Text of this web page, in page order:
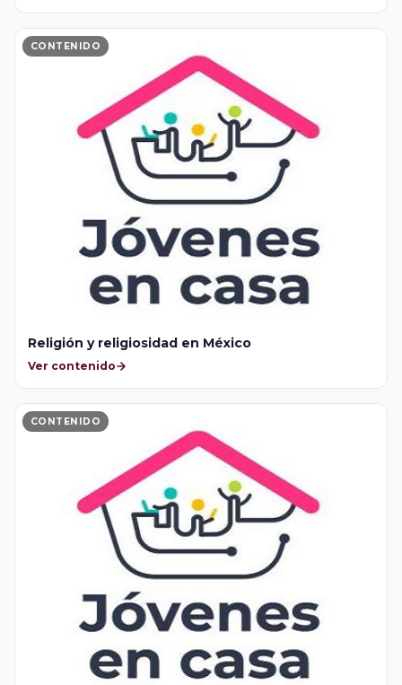
CONTENIDO
Religión y religiosidad en México
Ver contenido
CONTENIDO